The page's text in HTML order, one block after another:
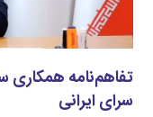
تفا‌هم‌نامه همکاری
سرای ایرانی